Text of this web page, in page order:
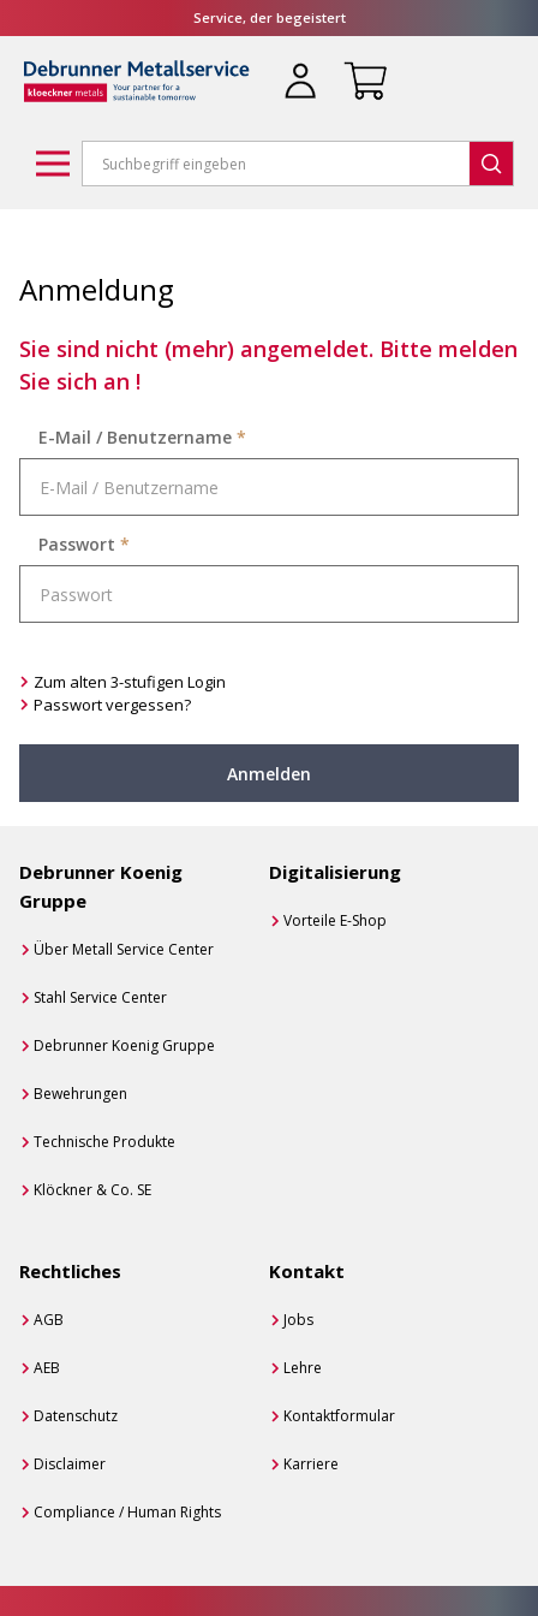
Service, der begeistert
Anmeldung
Sie sind nicht (mehr) angemeldet. Bitte melden
Sie sich an !
E-Mail / Benutzername *
Passwort *
Zum alten 3-stufigen Login
Passwort vergessen?
Anmelden
Debrunner Koenig
Gruppe
Über Metall Service Center
Stahl Service Center
Debrunner Koenig Gruppe
Bewehrungen
Technische Produkte
Klöckner & Co. SE
Digitalisierung
Vorteile E-Shop
Rechtliches
AGB
AEB
Datenschutz
Disclaimer
Compliance / Human Rights
Kontakt
Jobs
Lehre
Kontaktformular
Karriere